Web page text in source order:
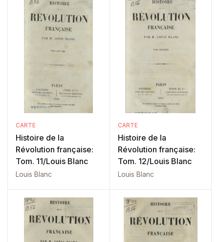
CARTE
Histoire de la
Révolution française:
Tom. 11/Louis Blanc
Louis Blanc
CARTE
Histoire de la
Révolution française:
Tom. 12/Louis Blanc
Louis Blanc